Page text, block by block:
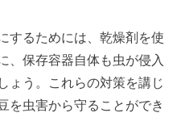
するためには、乾燥剤を使
、保存容器自体も虫が侵入
ょう。これらの対策を講じ
を虫害から守ることができ